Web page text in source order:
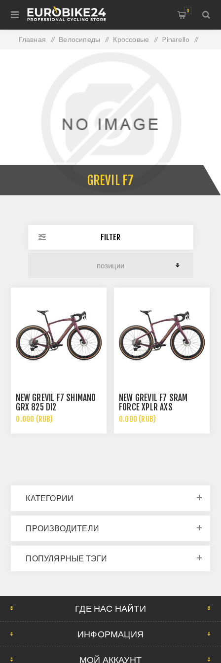
0
Главная / Велосипеды / Кроссовые / Pinarello /
GREVIL F7
FILTER
NEW GREVIL F7 SHIMANO
GRX 825 DI2
0.000 (RUB)
NEW GREVIL F7 SRAM
FORCE XPLR AXS
0.000 (RUB)
КАТЕГОРИИ
ПРОИЗВОДИТЕЛИ
ПОПУЛЯРНЫЕ ТЭГИ
ГДЕ НАС НАЙТИ
ИНФОРМАЦИЯ
МОЙ АККАУНТ